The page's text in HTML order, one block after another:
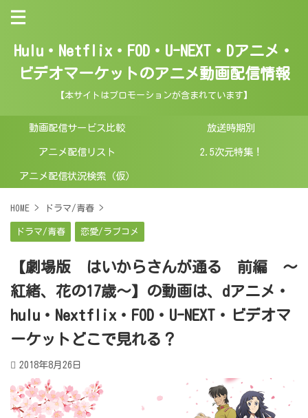
Hulu・Netflix・FOD・U-NEXT・Dアニメ・
ビデオマーケットのアニメ動画配信情報
【本サイトはプロモーションが含まれています】
動画配信サービス比較 放送時期別
アニメ配信リスト 2.5次元特集！
アニメ配信状況検索（仮）
HOME > ドラマ/青春 >
ドラマ/青春 恋愛/ラブコメ
【劇場版 はいからさんが通る 前編 ～
紅緒、花の17歳～】の動画は、dアニメ・
hulu・Nextflix・FOD・U-NEXT・ビデオマ
ーケットどこで見れる？
2018年8月26日